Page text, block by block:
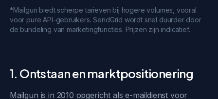
*Mailgun biedt scherpe tarieven bij hogere volumes, vooral
voor pure API-gebruikers. SendGrid wordt snel duurder door
de bundeling van marketingfuncties. Prijzen zijn indicatief.
1. Ontstaan en marktpositionering
Mailgun is in 2010 opgericht als e-maildienst voor